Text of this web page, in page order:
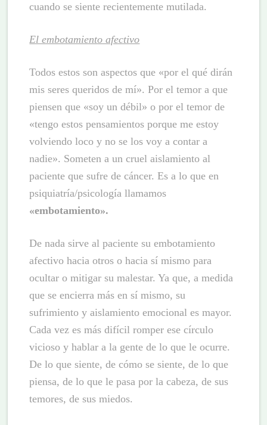
cuando se siente recientemente mutilada.
El embotamiento afectivo
Todos estos son aspectos que «por el qué dirán
mis seres queridos de mí». Por el temor a que
piensen que «soy un débil» o por el temor de
«tengo estos pensamientos porque me estoy
volviendo loco y no se los voy a contar a
nadie». Someten a un cruel aislamiento al
paciente que sufre de cáncer. Es a lo que en
psiquiatría/psicología llamamos
«embotamiento».
De nada sirve al paciente su embotamiento
afectivo hacia otros o hacia sí mismo para
ocultar o mitigar su malestar. Ya que, a medida
que se encierra más en sí mismo, su
sufrimiento y aislamiento emocional es mayor.
Cada vez es más difícil romper ese círculo
vicioso y hablar a la gente de lo que le ocurre.
De lo que siente, de cómo se siente, de lo que
piensa, de lo que le pasa por la cabeza, de sus
temores, de sus miedos.